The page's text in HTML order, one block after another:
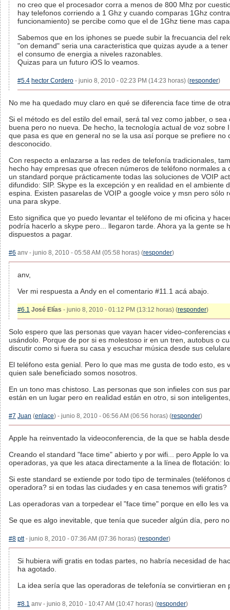
no creo que el procesador corra a menos de 800 Mhz por
hay telefonos corriendo a 1 Ghz y cuando comparas 1Ghz
funcionamiento) se percibe como que el de 1Ghz tiene mas
Sabemos que en los iphones se puede subir la frecuancia del
"on demand" seria una caracteristica que quizas ayude a a
el consumo de energia a niveles razonables.
Quizas para un futuro iOS lo veamos.
#5.4 hector Cordero - junio 8, 2010 - 02:23 PM (14:23 horas) (responder)
No me ha quedado muy claro en qué se diferencia face time de
Si el método es del estilo del email, será tal vez como jabber, o
buena pero no nueva. De hecho, la tecnología actual de voz
que pasa es que en general no se la usa así porque se prefiere no
desconocido.
Con respecto a enlazarse a las redes de telefonía tradicionales,
hecho hay empresas que ofrecen números de teléfono normales a
un standard porque prácticamente todas las soluciones de VOIP
difundido: SIP. Skype es la excepción y en realidad en el ambiente
espina. Existen pasarelas de VOIP a google voice y msn pero
una para skype.
Esto significa que yo puedo levantar el teléfono de mi oficina y
podría hacerlo a skype pero... llegaron tarde. Ahora ya la gente se
dispuestos a pagar.
#6 anv - junio 8, 2010 - 05:58 AM (05:58 horas) (responder)
anv,
Ver mi respuesta a Andy en el comentario #11.1 acá abajo.
#6.1 José Elías - junio 8, 2010 - 01:12 PM (13:12 horas) (responder)
Solo espero que las personas que vayan hacer video-
usándolo. Porque de por si es molestoso ir en un tren, autobus o
discutir como si fuera su casa y escuchar música desde sus
El teléfono esta genial. Pero lo que mas me gusta de todo esto, es
quien sale beneficiado somos nosotros.
En un tono mas chistoso. Las personas que son infieles con sus
están en un lugar pero en realidad están en otro, si son
#7 Juan (enlace) - junio 8, 2010 - 06:56 AM (06:56 horas) (responder)
Apple ha reinventado la videoconferencia, de la que se habla
Creando el standard "face time" abierto y por wifi... pero Apple lo
operadoras, ya que les ataca directamente a la línea de flotación:
Si este standard se extiende por todo tipo de terminales
operadora? si en todas las ciudades y en casa tenemos wifi gratis?
Las operadoras van a torpedear el "face time" porque en ello les
Se que es algo inevitable, que tenía que suceder algún día, pero
#8 ptt- junio 8, 2010 - 07:36 AM (07:36 horas) (responder)
Si hubiera wifi gratis en todas partes, no habría necesidad de
ha agotado.
La idea sería que las operadoras de telefonía se convirtieran
#8.1 anv - junio 8, 2010 - 10:47 AM (10:47 horas) (responder)